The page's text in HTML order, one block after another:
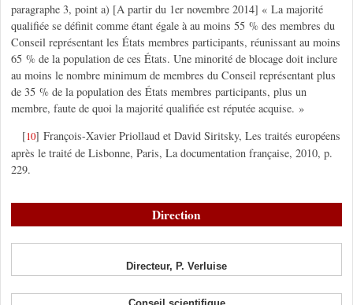
paragraphe 3, point a) [A partir du 1er novembre 2014] « La majorité
qualifiée se définit comme étant égale à au moins 55 % des membres du
Conseil représentant les États membres participants, réunissant au moins
65 % de la population de ces États. Une minorité de blocage doit inclure
au moins le nombre minimum de membres du Conseil représentant plus
de 35 % de la population des États membres participants, plus un
membre, faute de quoi la majorité qualifiée est réputée acquise. »
[10]François-Xavier Priollaud et David Siritsky, Les traités européens
après le traité de Lisbonne, Paris, La documentation française, 2010, p.
229.
Direction
Directeur, P. Verluise